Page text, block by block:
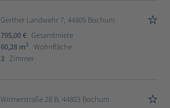
Gerther Landwehr 7, 44805 Bochum
795,00 € Gesamtmiete
60,28 m2
Wohnfläche
3 Zimmer
Wirmerstraße 28 B, 44803 Bochum